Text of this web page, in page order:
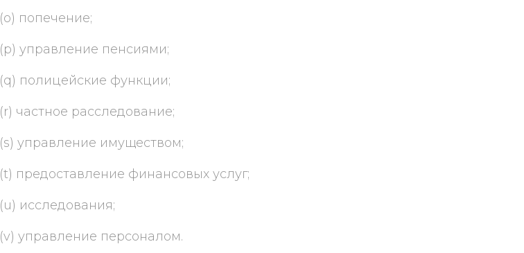
(o) попечение;
(p) управление пенсиями;
(q) полицейские функции;
(r) частное расследование;
(s) управление имуществом;
(t) предоставление финансовых услуг;
(u) исследования;
(v) управление персоналом.